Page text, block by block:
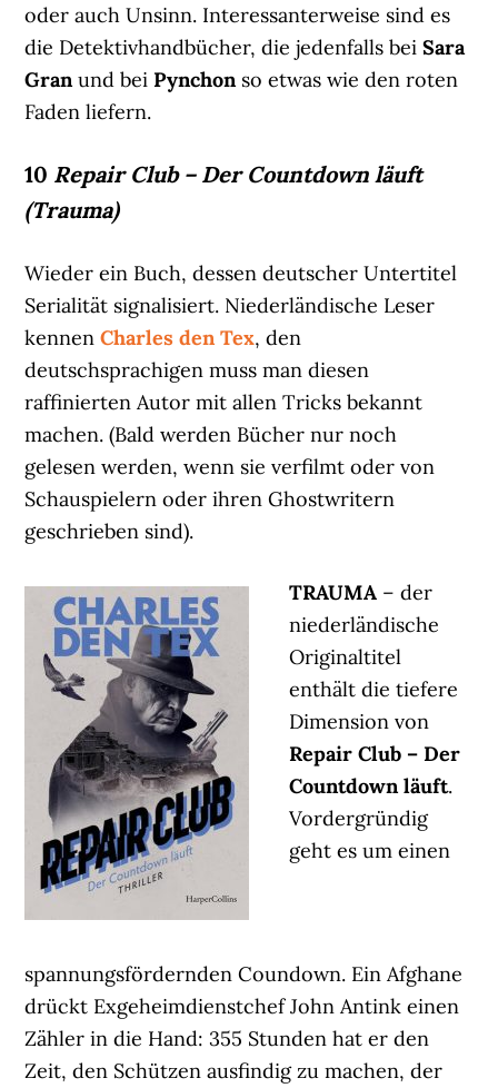
oder auch Unsinn. Interessanterweise sind es
die Detektivhandbücher, die jedenfalls beiSara
Granund beiPynchon so etwas wie den roten
Faden liefern.
10 Repair Club – Der Countdown läuft
(Trauma)
Wieder ein Buch, dessen deutscher Untertitel
Serialität signalisiert. Niederländische Leser
kennenCharles den Tex, den
deutschsprachigen muss man diesen
raffinierten Autor mit allen Tricks bekannt
machen. (Bald werden Bücher nur noch
gelesen werden, wenn sie verfilmt oder von
Schauspielern oder ihren Ghostwritern
geschrieben sind).
TRAUMA – der
niederländische
Originaltitel
enthält die tiefere
Dimension von
Repair Club – Der
Countdown läuft.
Vordergründig
geht es um einen
spannungsfördernden Coundown. Ein Afghane
drückt Exgeheimdienstchef John Antink einen
Zähler in die Hand: 355 Stunden hat er den
Zeit, den Schützen ausfindig zu machen, der